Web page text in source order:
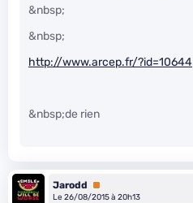
&nbsp;
&nbsp;
http://www.arcep.fr/?id=10644
&nbsp;de rien
Jarodd
Premium
Le 26/08/2015 à 20h13